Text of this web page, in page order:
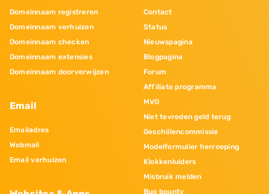
Domeinnaam registreren
Domeinnaam verhuizen
Domeinnaam checken
Domeinnaam extensies
Domeinnaam doorverwijzen
Email
Emailadres
Webmail
Email verhuizen
Contact
Status
Nieuwspagina
Blogpagina
Forum
Affiliate programma
MVO
Niet tevreden geld terug
Geschillencommissie
Modelformulier herroeping
Klokkenluiders
Misbruik melden
Bug bounty